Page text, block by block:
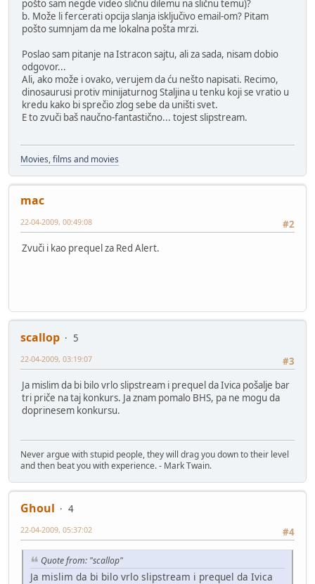
pošto sam negde video sličnu dilemu na sličnu temu)?
b. Može li fercerati opcija slanja isključivo email-om? Pitam
pošto sumnjam da me lokalna pošta mrzi.
Poslao sam pitanje na Istracon sajtu, ali za sada, nisam dobio
odgovor...
Ali, ako može i ovako, verujem da ću nešto napisati. Recimo,
dinosaurusi protiv minijaturnog Staljina u tenku koji se vratio u
kredu kako bi sprečio zlog sebe da uništi svet.
E to zvuči baš naučno-fantastično... tojest slipstream.
Movies, films and movies
mac
#2
22-04-2009, 00:49:08
Zvuči i kao prequel za Red Alert.
scallop
5
#3
22-04-2009, 03:19:07
Ja mislim da bi bilo vrlo slipstream i prequel da Ivica pošalje bar
tri priče na taj konkurs. Ja znam pomalo BHS, pa ne mogu da
doprinesem konkursu.
Never argue with stupid people, they will drag you down to their level
and then beat you with experience. - Mark Twain.
Ghoul
4
#4
22-04-2009, 05:37:02
Quote from: "scallop"
Ja mislim da bi bilo vrlo slipstream i prequel da Ivica